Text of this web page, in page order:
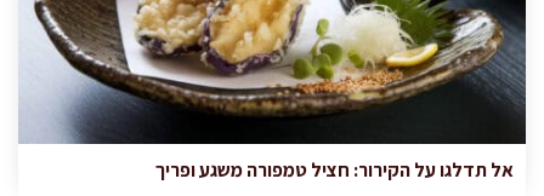
אל תדלגו על הקירור: חציל טמפורה משגע ופריך